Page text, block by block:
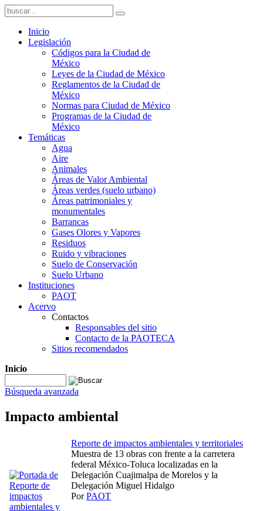
Inicio
Legislación
Códigos para la Ciudad de
México
Leyes de la Ciudad de México
Reglamentos de la Ciudad de
México
Normas para Ciudad de México
Programas de la Ciudad de
México
Temáticas
Agua
Aire
Animales
Áreas de Valor Ambiental
Áreas verdes (suelo urbano)
Áreas patrimoniales y
monumentales
Barrancas
Gases Olores y Vapores
Residuos
Ruido y vibraciones
Suelo de Conservación
Suelo Urbano
Instituciones
PAOT
Acervo
Contactos
Responsables del sitio
Contacto de la PAOTECA
Sitios recomendados
Inicio
Búsqueda avanzada
Impacto ambiental
Reporte de impactos ambientales y territoriales
Muestra de 13 obras con frente a la carretera
federal México-Toluca localizadas en la
Delegación Cuajimalpa de Morelos y la
Delegación Miguel Hidalgo
PorPAOT